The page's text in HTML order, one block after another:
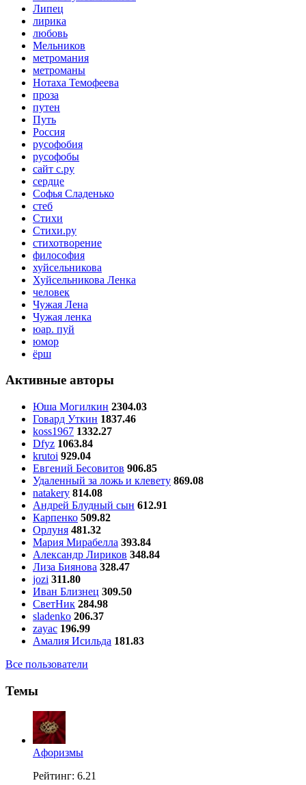
Липец
лирика
любовь
Мельников
метромания
метроманы
Нотаха Темофеева
проза
путен
Путь
Россия
русофобия
русофобы
сайт с.ру
сердце
Софья Сладенько
стеб
Стихи
Стихи.ру
стихотворение
философия
хуйсельникова
Хуйсельникова Ленка
человек
Чужая Лена
Чужая ленка
юар. пуй
юмор
ёрш
Активные авторы
Юша Могилкин 2304.03
Говард Уткин 1837.46
koss1967 1332.27
Dfyz 1063.84
krutoi 929.04
Евгений Бесовитов 906.85
Удаленный за ложь и клевету 869.08
natakery 814.08
Андрей Блудный сын 612.91
Карпенко 509.82
Орлуня 481.32
Мария Мирабелла 393.84
Александр Лириков 348.84
Лиза Биянова 328.47
jozi 311.80
Иван Близнец 309.50
СветНик 284.98
sladenko 206.37
zayac 196.99
Амалия Исильда 181.83
Все пользователи
Темы
Aфоризмы
Рейтинг: 6.21